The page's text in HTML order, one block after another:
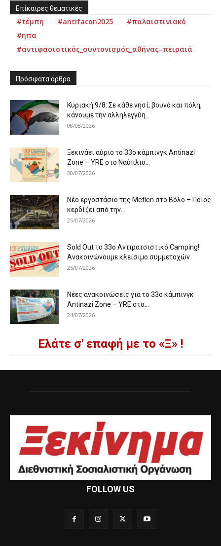
Επίκαιρες θεματικές
#τέμπη #antifacon2025
#παλαιστινιακό
#ηπα
#αντιφασιστικός_συντονισμός_αθήνας–πειραιά
Πρόσφατα άρθρα
Κυριακή 9/8: Σε κάθε νησί, βουνό και πόλη,
κάνουμε την αλληλεγγύη...
08/08/2026
Ξεκινάει αύριο το 33ο κάμπινγκ Antinazi
Zone – YRE στο Ναύπλιο...
30/07/2026
Νέο εργοστάσιο της Metlen στο Βόλο – Ποιος
κερδίζει από την...
25/07/2026
Sold Out το 33ο Αντιρατσιστικό Camping!
Ανακοινώνουμε κλείσιμο συμμετοχών
25/07/2026
Νέες ανακοινώσεις για το 33ο κάμπινγκ
Antinazi Zone – YRE στο...
24/07/2026
Ελάτε σ' επαφή με το «Ξ» !
FOLLOW US